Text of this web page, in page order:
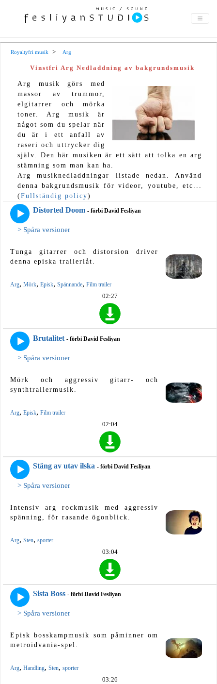
Royaltyfri musik Arg
Vinstfri Arg Nedladdning av bakgrundsmusik
Arg musik görs med
massor av trummor,
elgitarrer och mörka
toner. Arg musik är
något som du spelar när
du är i ett anfall av
raseri och uttrycker dig
själv. Den här musiken är ett sätt att tolka en arg
stämning som man kan ha.
Arg musiknedladdningar listade nedan. Använd
denna bakgrundsmusik för videor, youtube, etc...
(Fullständig policy)
Distorted Doom - förbi David Fesliyan
> Spåra versioner
Tunga gitarrer och distorsion driver
denna episka trailerlåt.
Arg, Mörk, Episk, Spännande, Film trailer
02:27
Brutalitet - förbi David Fesliyan
> Spåra versioner
Mörk och aggressiv gitarr- och
synthtrailermusik.
Arg, Episk, Film trailer
02:04
Stäng av utav ilska - förbi David Fesliyan
> Spåra versioner
Intensiv arg rockmusik med aggressiv
spänning, för rasande ögonblick.
Arg, Sten, sporter
03:04
Sista Boss - förbi David Fesliyan
> Spåra versioner
Episk bosskampmusik som påminner om
metroidvania-spel.
Arg, Handling, Sten, sporter
03:26